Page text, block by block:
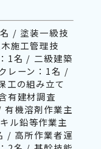
/ 塗装一級技
施工管理技
1名 / 二級建築
レーン：1名 /
工の組み立て
有建材調査
機溶剤作業主
ル鉛等作業主
/ 高所作業者運